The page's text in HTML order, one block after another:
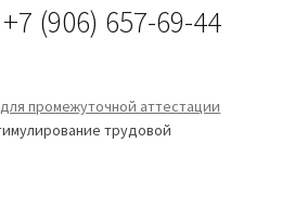
+7 (906) 657-69-44
промежуточной аттестации
трудовой